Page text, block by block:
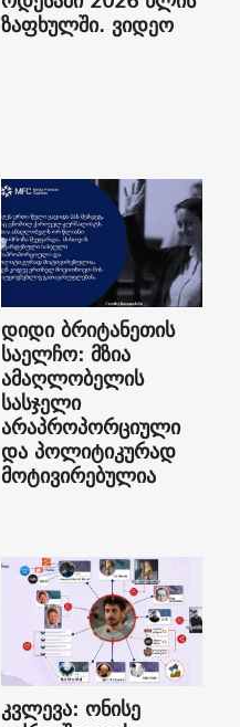
ზაფხულში. ვიდეო
დიდი ბრიტანეთის
საელჩო: მზია
ამაღლობელის
სასჯელი
არაპროპორციული
და პოლიტიკურად
მოტივირებულია
კვლევა: ონისე